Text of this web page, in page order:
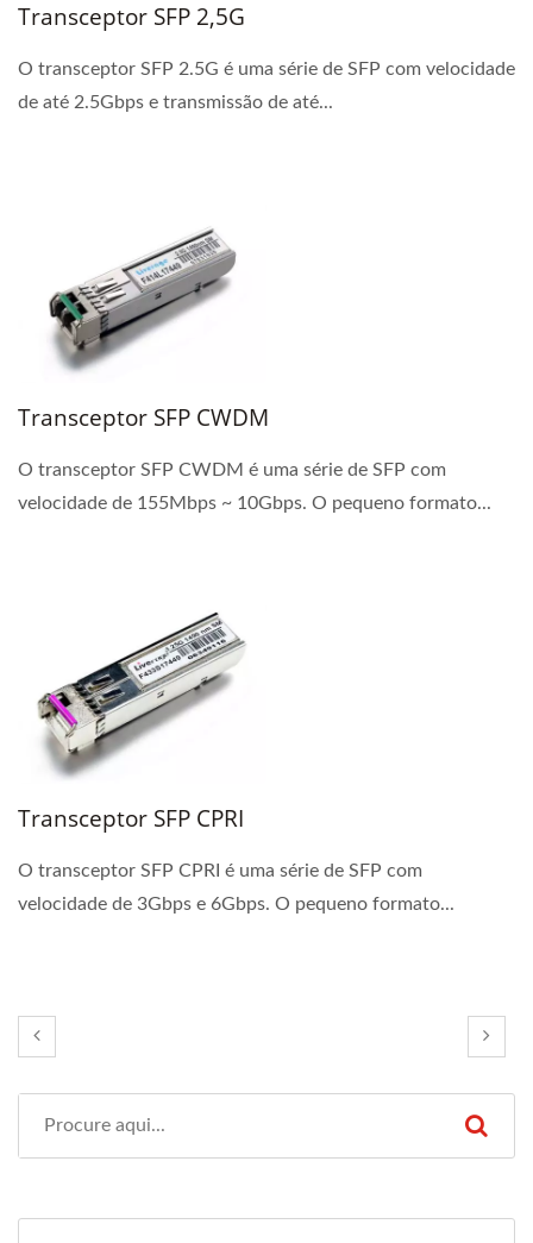
Transceptor SFP 2,5G
O transceptor SFP 2.5G é uma série de SFP com velocidade
de até 2.5Gbps e transmissão de até...
Transceptor SFP CWDM
O transceptor SFP CWDM é uma série de SFP com
velocidade de 155Mbps ~ 10Gbps. O pequeno formato...
Transceptor SFP CPRI
O transceptor SFP CPRI é uma série de SFP com
velocidade de 3Gbps e 6Gbps. O pequeno formato...